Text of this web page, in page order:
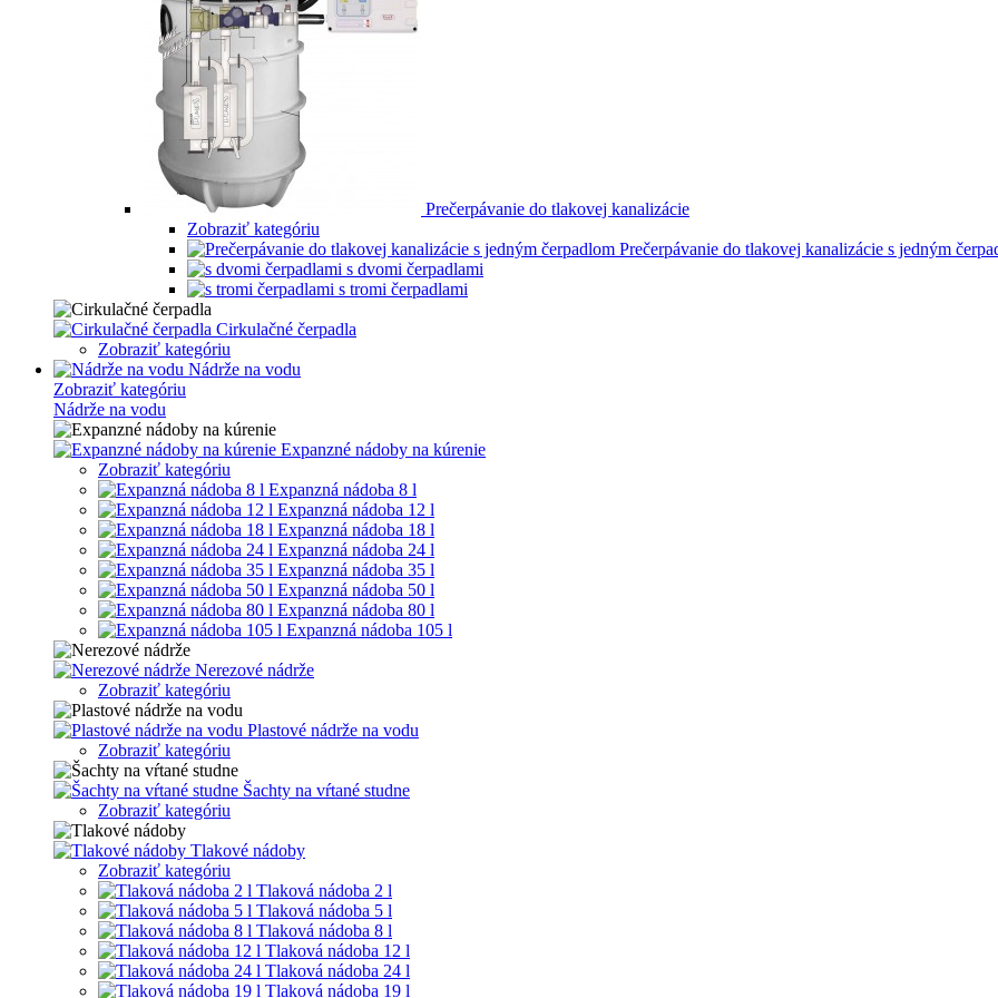
Prečerpávanie do tlakovej kanalizácie
Zobraziť kategóriu
Prečerpávanie do tlakovej kanalizácie s jedným
s dvomi čerpadlami
s tromi čerpadlami
Cirkulačné čerpadla
Zobraziť kategóriu
Nádrže na vodu
Zobraziť kategóriu
Nádrže na vodu
Expanzné nádoby na kúrenie
Zobraziť kategóriu
Expanzná nádoba 8 l
Expanzná nádoba 12 l
Expanzná nádoba 18 l
Expanzná nádoba 24 l
Expanzná nádoba 35 l
Expanzná nádoba 50 l
Expanzná nádoba 80 l
Expanzná nádoba 105 l
Nerezové nádrže
Zobraziť kategóriu
Plastové nádrže na vodu
Zobraziť kategóriu
Šachty na vŕtané studne
Zobraziť kategóriu
Tlakové nádoby
Zobraziť kategóriu
Tlaková nádoba 2 l
Tlaková nádoba 5 l
Tlaková nádoba 8 l
Tlaková nádoba 12 l
Tlaková nádoba 24 l
Tlaková nádoba 19 l